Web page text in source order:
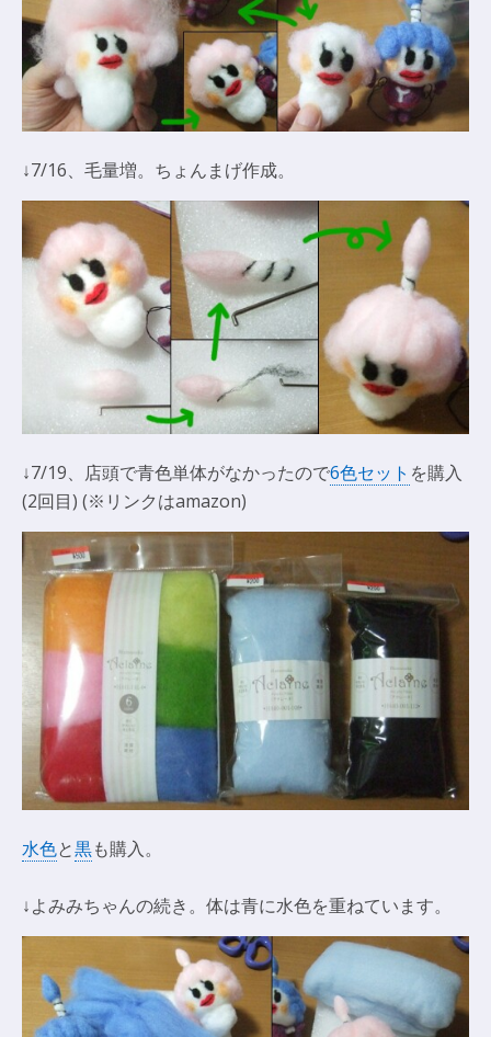
↓7/16、毛量増。ちょんまげ作成。
↓7/19、店頭で青色単体がなかったので6色セット を購入
(2回目) (※リンクはamazon)
水色と黒も購入。
↓よみみちゃんの続き。体は青に水色を重ねています。